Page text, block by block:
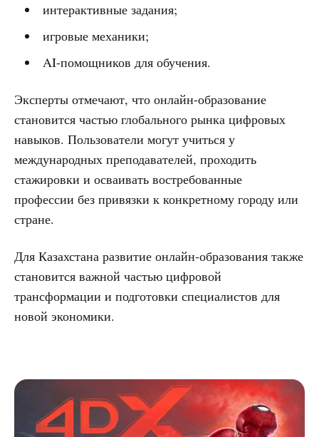
интерактивные задания;
игровые механики;
AI-помощников для обучения.
Эксперты отмечают, что онлайн-образование
становится частью глобального рынка цифровых
навыков. Пользователи могут учиться у
международных преподавателей, проходить
стажировки и осваивать востребованные
профессии без привязки к конкретному городу или
стране.
Для Казахстана развитие онлайн-образования также
становится важной частью цифровой
трансформации и подготовки специалистов для
новой экономики.